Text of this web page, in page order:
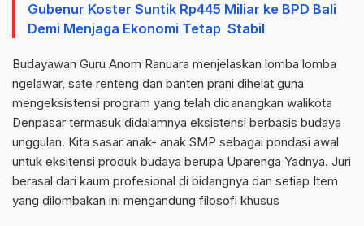
Gubenur Koster Suntik Rp445 Miliar ke BPD Bali
Demi Menjaga Ekonomi Tetap Stabil
Budayawan Guru Anom Ranuara menjelaskan lomba lomba
ngelawar, sate renteng dan banten prani dihelat guna
mengeksistensi program yang telah dicanangkan walikota
Denpasar termasuk didalamnya eksistensi berbasis budaya
unggulan. Kita sasar anak- anak SMP sebagai pondasi awal
untuk eksitensi produk budaya berupa Uparenga Yadnya. Juri
berasal dari kaum profesional di bidangnya dan setiap Item
yang dilombakan ini mengandung filosofi khusus